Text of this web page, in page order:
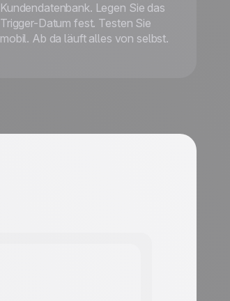
Kundendatenbank. Legen Sie das
Trigger-Datum fest. Testen Sie
mobil. Ab da läuft alles von selbst.